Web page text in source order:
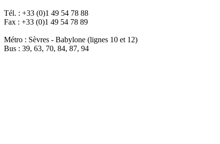
Tél. : +33 (0)1 49 54 78 88
Fax : +33 (0)1 49 54 78 89
Métro : Sèvres - Babylone (lignes 10 et 12)
Bus : 39, 63, 70, 84, 87, 94